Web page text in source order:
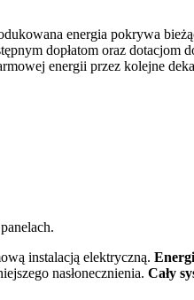
energia pokrywa
dopłatom oraz dotacjom
energii przez kolejne
instalacją elektryczną.
nasłonecznienia. Cały